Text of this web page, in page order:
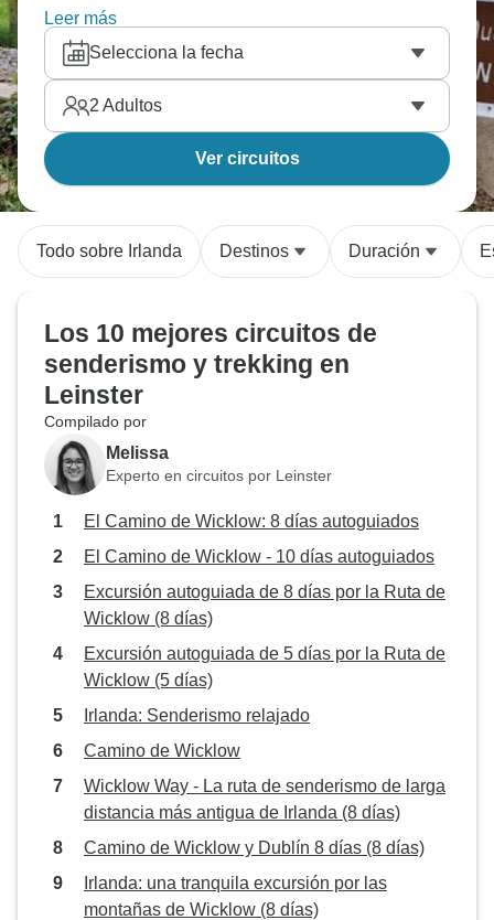
también la época más popular del año.
Leer más
Selecciona la fecha
2 Adultos
Ver circuitos
Todo sobre Irlanda Destinos Duración
Los 10 mejores circuitos de
senderismo y trekking en
Leinster
Compilado por
Melissa
Experto en circuitos por Leinster
El Camino de Wicklow: 8 días autoguiados
El Camino de Wicklow - 10 días autoguiados
Excursión autoguiada de 8 días por la Ruta de
Wicklow (8 días)
Excursión autoguiada de 5 días por la Ruta de
Wicklow (5 días)
Irlanda: Senderismo relajado
Camino de Wicklow
Wicklow Way - La ruta de senderismo de larga
distancia más antigua de Irlanda (8 días)
Camino de Wicklow y Dublín 8 días (8 días)
Irlanda: una tranquila excursión por las
montañas de Wicklow (8 días)